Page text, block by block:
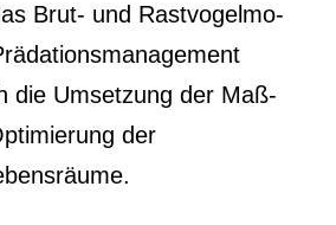
Brut- und Rast­vo­gel­mo­
die Umset­zung der Maß­
der